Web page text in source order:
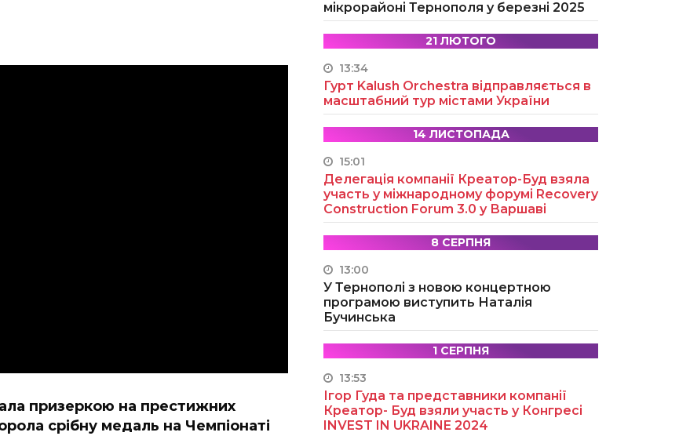
призеркою на престижних
срібну медаль на Чемпіонаті
мікрорайоні Тернополя у березні 2025
21 ЛЮТОГО
13:34
Гурт Kalush Orchestra відправляється в
масштабний тур містами України
14 ЛИСТОПАДА
15:01
Делегація компанії Креатор-Буд взяла
участь у міжнародному форумі Recovery
Construction Forum 3.0 у Варшаві
8 СЕРПНЯ
13:00
У Тернополі з новою концертною
програмою виступить Наталія
Бучинська
1 СЕРПНЯ
13:53
Ігор Гуда та представники компанії
Креатор- Буд взяли участь у Конгресі
INVEST IN UKRAINE 2024